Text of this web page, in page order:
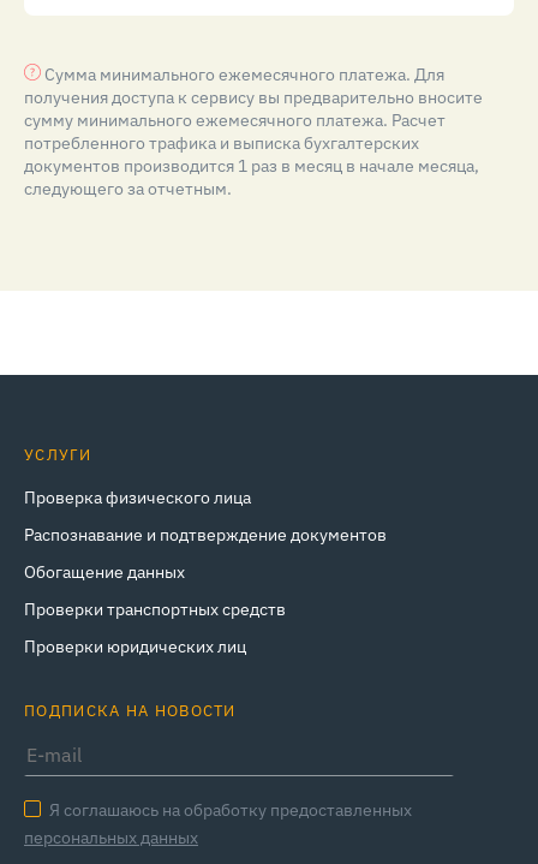
Сумма минимального ежемесячного платежа. Для
получения доступа к сервису вы предварительно вносите
сумму минимального ежемесячного платежа. Расчет
потребленного трафика и выписка бухгалтерских
документов производится 1 раз в месяц в начале месяца,
следующего за отчетным.
УСЛУГИ
Проверка физического лица
Распознавание и подтверждение документов
Обогащение данных
Проверки транспортных средств
Проверки юридических лиц
ПОДПИСКА НА НОВОСТИ
Я соглашаюсь на обработку предоставленных
персональных данных